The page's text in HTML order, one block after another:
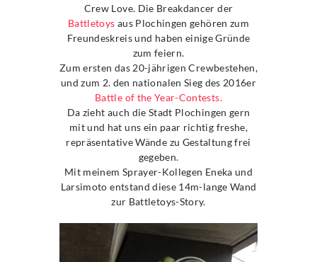
Crew Love. Die Breakdancer der
Battletoys aus Plochingen gehören zum
Freundeskreis und haben einige Gründe
zum feiern.
Zum ersten das 20-jährigen Crewbestehen,
und zum 2. den nationalen Sieg des 2016er
Battle of the Year-Contests.
Da zieht auch die Stadt Plochingen gern
mit und hat uns ein paar richtig freshe,
repräsentative Wände zu Gestaltung frei
gegeben.
Mit meinem Sprayer-Kollegen Eneka und
Larsimoto entstand diese 14m-lange Wand
zur Battletoys-Story.